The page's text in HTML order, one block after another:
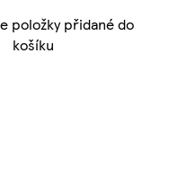
položky přidané do
košíku